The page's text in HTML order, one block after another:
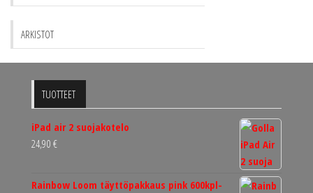
ARKISTOT
TUOTTEET
iPad air 2 suojakotelo
24,90 €
Rainbow Loom täyttöpakkaus pink 600kpl-